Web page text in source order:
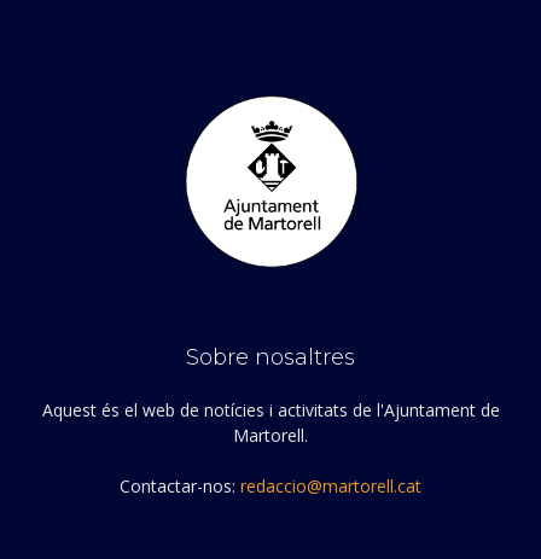
Sobre nosaltres
Aquest és el web de notícies i activitats de l'Ajuntament de
Martorell.
Contactar-nos: redaccio@martorell.cat